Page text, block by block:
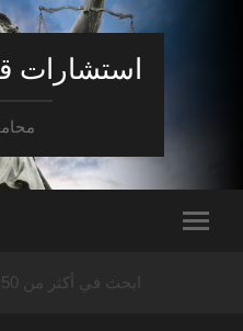
استشارات
ابحث في أكثر من 50 مليون معلومة قانونية